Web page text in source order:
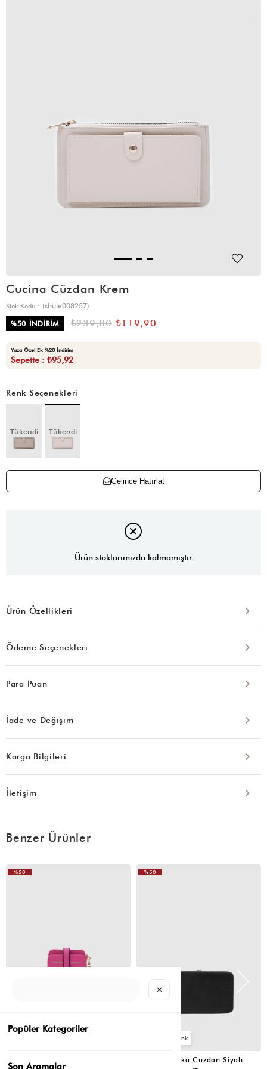
Cucina Cüzdan Krem
Stok Kodu
(shule008257)
%50 İNDIRIM ₺239,80 ₺119,90
Yaza Özel Ek %20 İndirim
Sepette : ₺95,92
Renk Seçenekleri
Tükendi Tükendi
Gelince Hatırlat
Ürün stoklarımızda kalmamıştır.
Ürün Özellikleri
Ödeme Seçenekleri
Para Puan
İade ve Değişim
Kargo Bilgileri
İletişim
Benzer Ürünler
%50
Portföy Tabaka Cüzdan Siyah
%50
✕
Popüler Kategoriler
Son Aramalar